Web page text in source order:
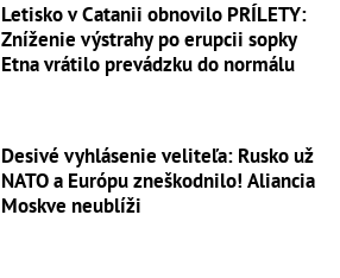
Letisko v Catanii obnovilo PRÍLETY:
Zníženie výstrahy po erupcii sopky
Etna vrátilo prevádzku do normálu
Desivé vyhlásenie veliteľa: Rusko už
NATO a Európu zneškodnilo! Aliancia
Moskve neublíži